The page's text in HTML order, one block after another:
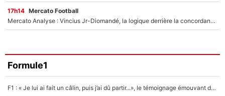
17h14 Mercato Football
Mercato Analyse : Vincius Jr-Diomandé, la logique derrière la concordance des temps
Formule1
F1 : « Je lui ai fait un câlin, puis j’ai dû partir...», le témoignage émouvant de Max Verstappen sur sa fille